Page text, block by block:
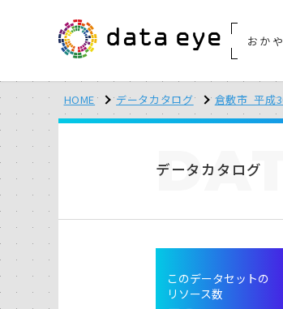
おか
HOME データカタログ 倉敷市_平成
データカタログ
このデータセットの
リソース数